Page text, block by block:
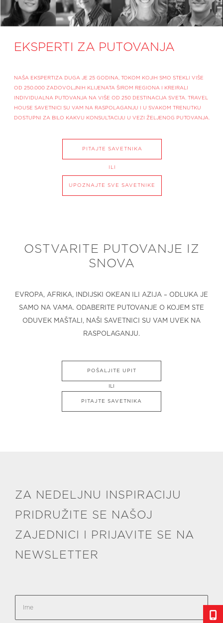
EKSPERTI ZA PUTOVANJA
NAŠA EKSPERTIZA DUGA JE 25 GODINA, TOKOM KOJIH SMO STEKLI VIŠE
OD 250.000 ZADOVOLJNIH KLIJENATA ŠIROM REGIONA I KREIRALI
INDIVIDUALNA PUTOVANJA NA VIŠE OD 250 DESTINACIJA SVETA. TRAVEL
HOUSE SAVETNICI SU VAM NA RASPOLAGANJU I U SVAKOM TRENUTKU
DOSTUPNI ZA BILO KAKVU KONSULTACIJU U VEZI ŽELJENOG PUTOVANJA.
PITAJTE SAVETNIKA
UPOZNAJTE SVE SAVETNIKE
OSTVARITE PUTOVANJE IZ
SNOVA
EVROPA, AFRIKA, INDIJSKI OKEAN ILI AZIJA – ODLUKA JE
SAMO NA VAMA. ODABERITE PUTOVANJE O KOJEM STE
ODUVEK MAŠTALI, NAŠI SAVETNICI SU VAM UVEK NA
RASPOLAGANJU.
POŠALJITE UPIT
PITAJTE SAVETNIKA
ZA NEDELJNU INSPIRACIJU
PRIDRUŽITE SE NAŠOJ
ZAJEDNICI I PRIJAVITE SE NA
NEWSLETTER